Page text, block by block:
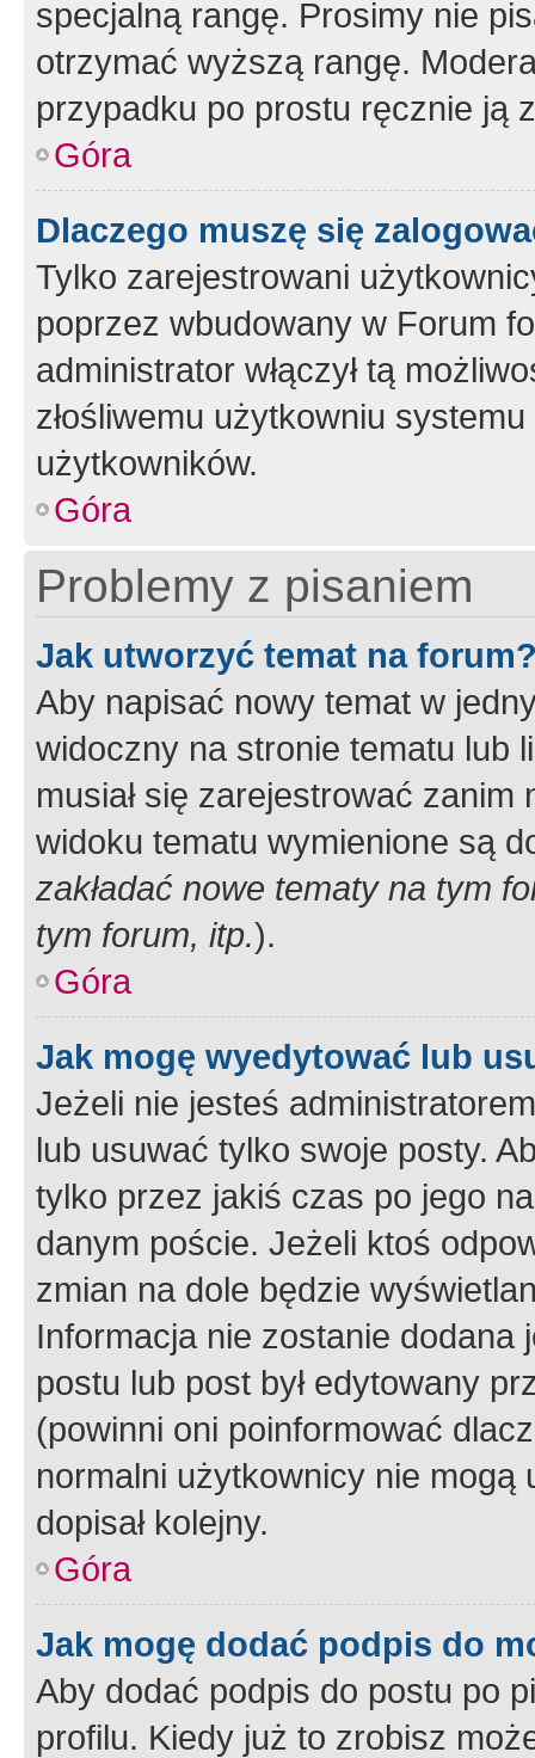
specjalną rangę. Prosimy nie
otrzymać wyższą rangę.
przypadku po prostu ręcznie ją
Góra
Dlaczego muszę się
Tylko zarejestrowani
poprzez wbudowany w Forum
administrator włączył tą
złośliwemu użytkowniu
użytkowników.
Góra
Problemy z pisaniem
Jak utworzyć temat na
Aby napisać nowy temat w
widoczny na stronie tematu lub
musiał się zarejestrować
widoku tematu wymienione są
zakładać nowe tematy na tym
tym forum, itp.).
Góra
Jak mogę wyedytować lub
Jeżeli nie jesteś
lub usuwać tylko swoje posty.
tylko przez jakiś czas po jego
danym poście. Jeżeli ktoś
zmian na dole będzie
Informacja nie zostanie dodana
postu lub post był edytowany
(powinni oni poinformować
normalni użytkownicy nie
dopisał kolejny.
Góra
Jak mogę dodać podpis do
Aby dodać podpis do postu po
profilu. Kiedy już to zrobisz